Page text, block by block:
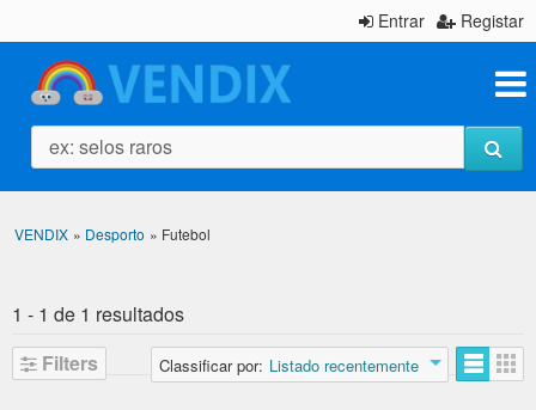
Entrar Registar
ex: selos raros
VENDIX » Desporto » Futebol
1 - 1 de 1 resultados
Filters
Classificar por: Listado recentemente